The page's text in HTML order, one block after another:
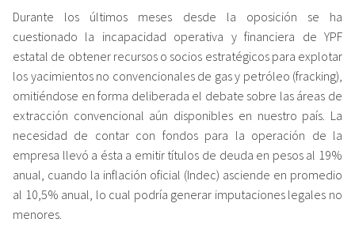
Durante los últimos meses desde la oposición se ha
cuestionado la incapacidad operativa y financiera de YPF
estatal de obtener recursos o socios estratégicos para explotar
los yacimientos no convencionales de gas y petróleo (fracking),
omitiéndose en forma deliberada el debate sobre las áreas de
extracción convencional aún disponibles en nuestro país. La
necesidad de contar con fondos para la operación de la
empresa llevó a ésta a emitir títulos de deuda en pesos al 19%
anual, cuando la inflación oficial (Indec) asciende en promedio
al 10,5% anual, lo cual podría generar imputaciones legales no
menores.